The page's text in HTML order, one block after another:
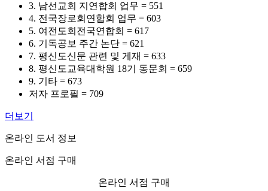
3. 남선교회 지연합회 업무 = 551
4. 전국장로회연합회 업무 = 603
5. 여전도회전국연합회 = 617
6. 기독공보 주간 논단 = 621
7. 평신도신문 관련 및 게재 = 633
8. 평신도교육대학원 18기 동문회 = 659
9. 기타 = 673
저자 프로필 = 709
더보기
온라인 도서 정보
온라인 서점 구매
온라인 서점 구매